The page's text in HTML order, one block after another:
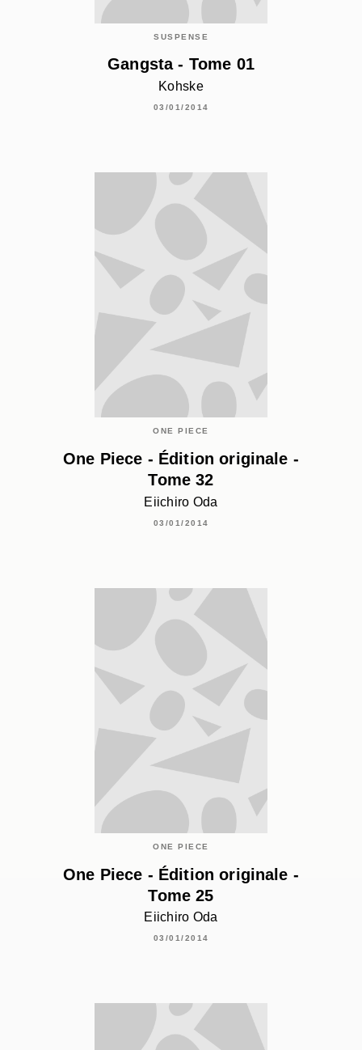
SUSPENSE
Gangsta - Tome 01
Kohske
03/01/2014
ONE PIECE
One Piece - Édition originale -
Tome 32
Eiichiro Oda
03/01/2014
ONE PIECE
One Piece - Édition originale -
Tome 25
Eiichiro Oda
03/01/2014